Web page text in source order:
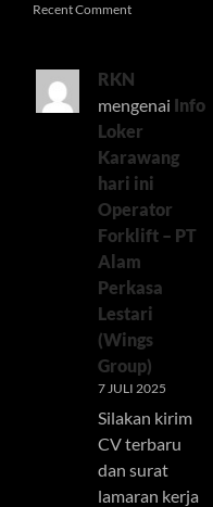
Recent Comment
RKN
mengenai Info
Loker
Karawang
hari ini
Operator
Forklift – PT
Alam
Perkasa
Lestari
(Wings
Group)
7 JULI 2025
Silakan kirim
CV terbaru
dan surat
lamaran kerja